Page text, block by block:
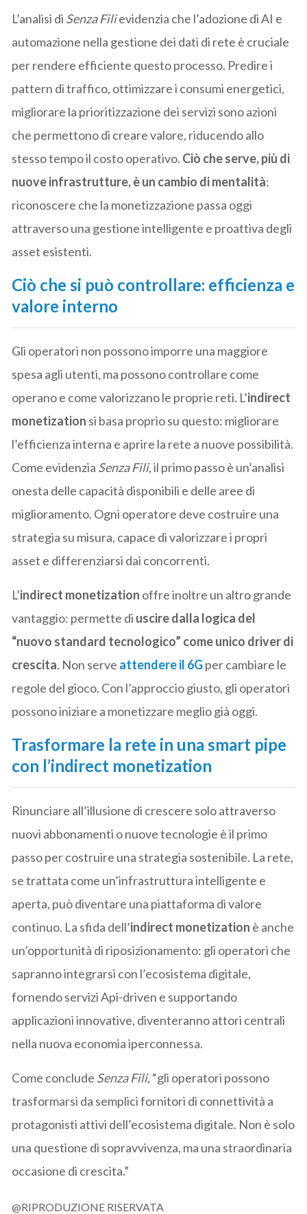
L’analisi di Senza Filievidenzia che l’adozione di AI e
automazione nella gestione dei dati di rete è cruciale
per rendere efficiente questo processo. Predire i
pattern di traffico, ottimizzare i consumi energetici,
migliorare la prioritizzazione dei servizi sono azioni
che permettono di creare valore, riducendo allo
stesso tempo il costo operativo. Ciò che serve, più di
nuove infrastrutture, è un cambio di mentalità:
riconoscere che la monetizzazione passa oggi
attraverso una gestione intelligente e proattiva degli
asset esistenti.
Ciò che si può controllare: efficienza e
valore interno
Gli operatori non possono imporre una maggiore
spesa agli utenti, ma possono controllare come
operano e come valorizzano le proprie reti. L’indirect
monetization si basa proprio su questo: migliorare
l’efficienza interna e aprire la rete a nuove possibilità.
Come evidenzia Senza Fili, il primo passo è un’analisi
onesta delle capacità disponibili e delle aree di
miglioramento. Ogni operatore deve costruire una
strategia su misura, capace di valorizzare i propri
asset e differenziarsi dai concorrenti.
L’indirect monetization offre inoltre un altro grande
vantaggio: permette di uscire dalla logica del
“nuovo standard tecnologico” come unico driver di
crescita. Non serve attendere il 6Gper cambiare le
regole del gioco. Con l’approccio giusto, gli operatori
possono iniziare a monetizzare meglio già oggi.
Trasformare la rete in una smart pipe
con l’indirect monetization
Rinunciare all’illusione di crescere solo attraverso
nuovi abbonamenti o nuove tecnologie è il primo
passo per costruire una strategia sostenibile. La rete,
se trattata come un’infrastruttura intelligente e
aperta, può diventare una piattaforma di valore
continuo. La sfida dell’indirect monetization è anche
un’opportunità di riposizionamento: gli operatori che
sapranno integrarsi con l’ecosistema digitale,
fornendo servizi Api-driven e supportando
applicazioni innovative, diventeranno attori centrali
nella nuova economia iperconnessa.
Come conclude Senza Fili, “gli operatori possono
trasformarsi da semplici fornitori di connettività a
protagonisti attivi dell’ecosistema digitale. Non è solo
una questione di sopravvivenza, ma una straordinaria
occasione di crescita.”
@RIPRODUZIONE RISERVATA